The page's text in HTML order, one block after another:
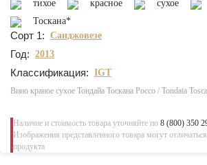
тихое красное сухое
Тоскана*
Сорт 1: Санджовезе
Год: 2013
Классификация: IGT
Вино краное сухое Тондайа Тоскана Россо / Tondaia
Наличие и стоимость товара уточняйте по 8 (800) 350
Изображения представленного товара могут
продукта